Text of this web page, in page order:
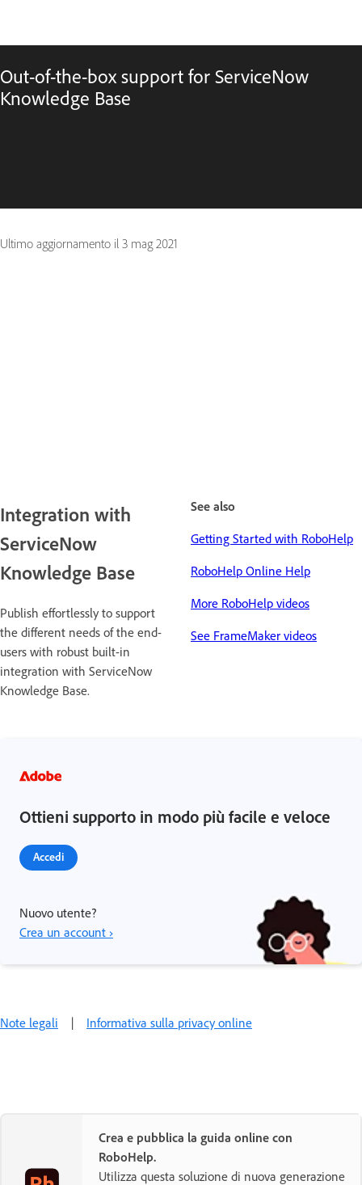
Out-of-the-box support for ServiceNow
Knowledge Base
Ultimo aggiornamento il 3 mag 2021
Integration with
ServiceNow
Knowledge Base
Publish effortlessly to support
the different needs of the end-
users with robust built-in
integration with ServiceNow
Knowledge Base.
See also
Getting Started with RoboHelp
RoboHelp Online Help
More RoboHelp videos
See FrameMaker videos
Ottieni supporto in modo più facile e veloce
Accedi
Nuovo utente?
Crea un account ›
Note legali | Informativa sulla privacy online
Crea e pubblica la guida online con
RoboHelp.
Utilizza questa soluzione di nuova generazione